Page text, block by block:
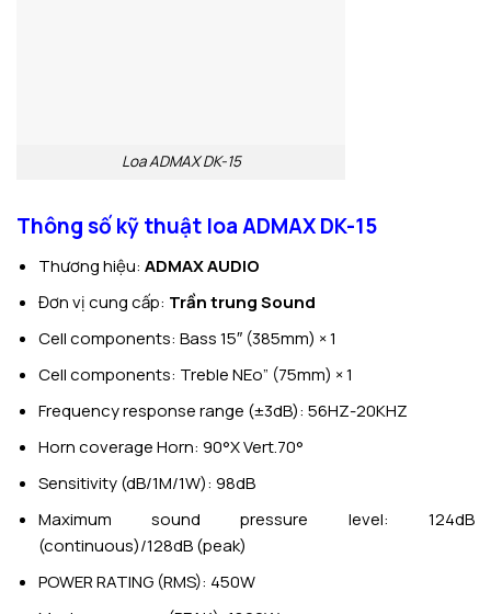
Loa ADMAX DK-15
Thông số kỹ thuật loa ADMAX DK-15
Thương hiệu: ADMAX AUDIO
Đơn vị cung cấp: Trần trung Sound
Cell components: Bass 15″ (385mm) × 1
Cell components: Treble NEo” (75mm) × 1
Frequency response range (±3dB): 56HZ-20KHZ
Horn coverage Horn: 90°X Vert.70°
Sensitivity (dB/1M/1W): 98dB
Maximum sound pressure level: 124dB
(continuous)/128dB (peak)
POWER RATING (RMS): 450W